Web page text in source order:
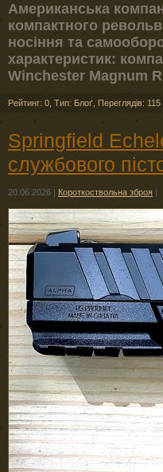
Американська
компактного
носіння та
характеристик:
Winchester Magnum
Рейтинг: 0 Тип: Блоґ Переглядів: 115
Springfield
службового
20.06.2026 | Короткоствольна зброя |